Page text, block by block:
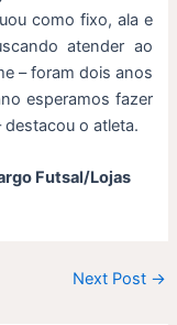
como fixo, ala e
atender ao
– foram dois anos
esperamos fazer
destacou o atleta.
Futsal/Lojas
Next Post →